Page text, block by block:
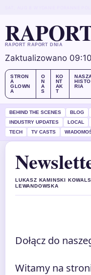
RAPORT RAPORT DNIA
Zaktualizowano 09:10
STRON
A
GLOWN
A
O
N
A
S
KO
NT
AK
T
HISTO
RIA
BEHIND THE SCENES BLOG
INDUSTRY UPDATES
LOCAL
TECH
TV CASTS
LUKASZ KAMINSKI
LEWANDOWSKA
Dołącz do
Witamy na